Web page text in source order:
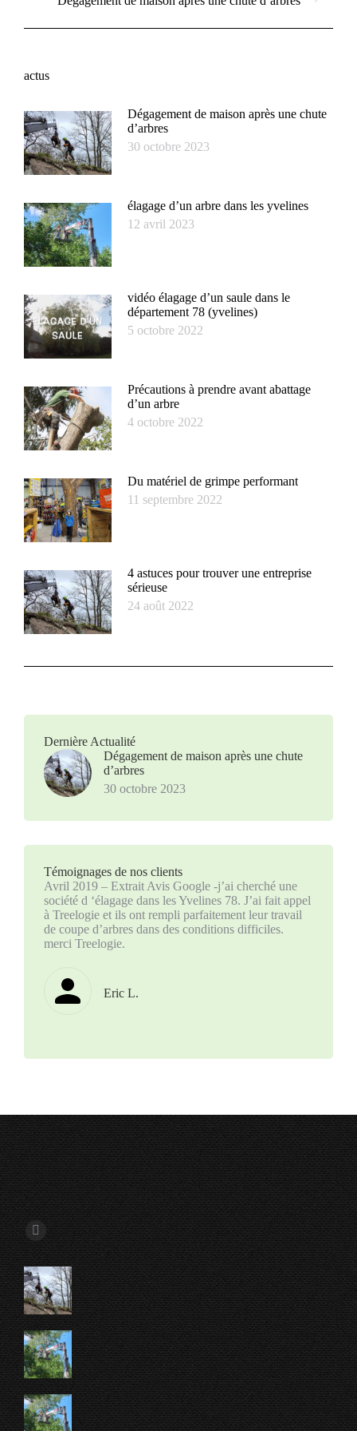
suivant
:
actus
Dégagement de maison après une chute
d’arbres
30 octobre 2023
élagage d’un arbre dans les yvelines
12 avril 2023
vidéo élagage d’un saule dans le
département 78 (yvelines)
5 octobre 2022
Précautions à prendre avant abattage
d’un arbre
4 octobre 2022
Du matériel de grimpe performant
11 septembre 2022
4 astuces pour trouver une entreprise
sérieuse
24 août 2022
Dernière Actualité
Dégagement de maison après une chute
d’arbres
30 octobre 2023
Témoignages de nos clients
Avril 2019 – Extrait Avis Google -j’ai cherché une
société d ‘élagage dans les Yvelines 78. J’ai fait appel
à Treelogie et ils ont rempli parfaitement leur travail
de coupe d’arbres dans des conditions difficiles.
merci Treelogie.
Eric L.